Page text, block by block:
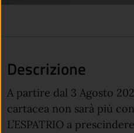
Descrizione
A partire dal 3 Agosto
cartacea non sarà più
L’ESPATRIO a